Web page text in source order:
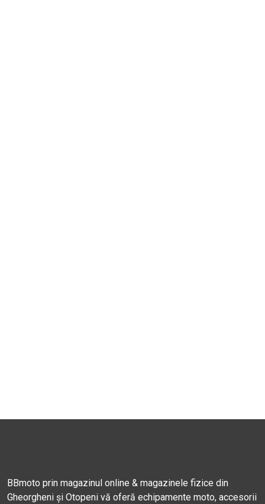
BBmoto prin magazinul online & magazinele fizice din
Gheorgheni și Otopeni vă oferă echipamente moto, accesorii